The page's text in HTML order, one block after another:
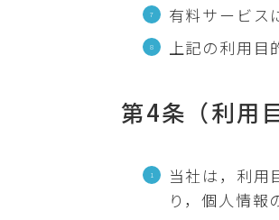
有料サービス
上記の利用目
第4条（利用
当社は，利用
り，個人情報